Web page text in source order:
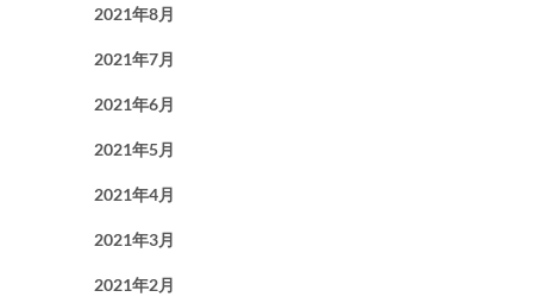
2021年8月
2021年7月
2021年6月
2021年5月
2021年4月
2021年3月
2021年2月